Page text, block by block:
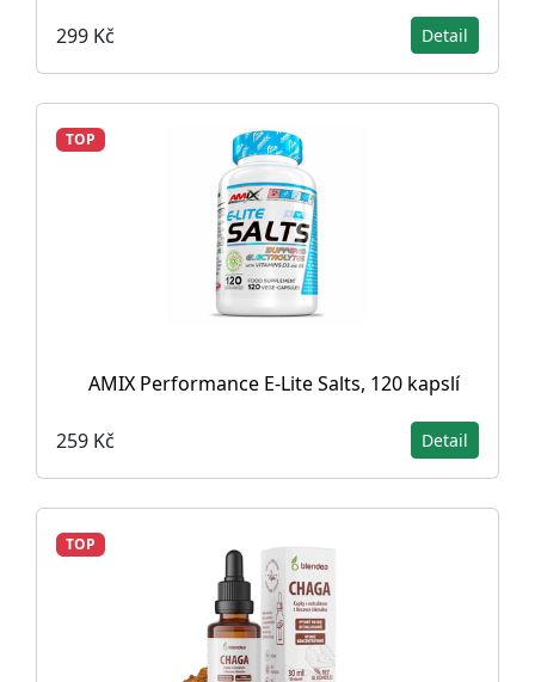
299 Kč Detail
TOP
AMIX Performance E-Lite Salts, 120 kapslí
259 Kč Detail
TOP